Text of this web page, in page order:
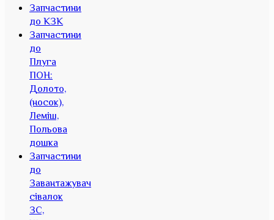
Запчастини
до КЗК
Запчастини
до
Плуга
ПОН:
Долото,
(носок),
Леміш,
Польова
дошка
Запчастини
до
Завантажувач
сівалок
ЗС,